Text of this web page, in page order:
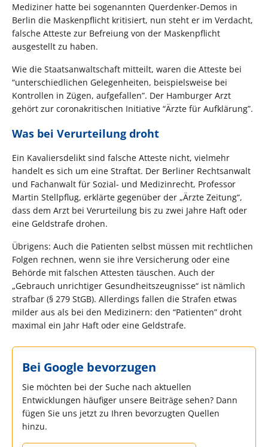
Mediziner hatte bei sogenannten Querdenker-Demos in
Berlin die Maskenpflicht kritisiert, nun steht er im Verdacht,
falsche Atteste zur Befreiung von der Maskenpflicht
ausgestellt zu haben.
Wie die Staatsanwaltschaft mitteilt, waren die Atteste bei
“unterschiedlichen Gelegenheiten, beispielsweise bei
Kontrollen in Zügen, aufgefallen”. Der Hamburger Arzt
gehört zur coronakritischen Initiative “Ärzte für Aufklärung”.
Was bei Verurteilung droht
Ein Kavaliersdelikt sind falsche Atteste nicht, vielmehr
handelt es sich um eine Straftat. Der Berliner Rechtsanwalt
und Fachanwalt für Sozial- und Medizinrecht, Professor
Martin Stellpflug, erklärte gegenüber der „Ärzte Zeitung“,
dass dem Arzt bei Verurteilung bis zu zwei Jahre Haft oder
eine Geldstrafe drohen.
Übrigens: Auch die Patienten selbst müssen mit rechtlichen
Folgen rechnen, wenn sie ihre Versicherung oder eine
Behörde mit falschen Attesten täuschen. Auch der
„Gebrauch unrichtiger Gesundheitszeugnisse“ ist nämlich
strafbar (§ 279 StGB). Allerdings fallen die Strafen etwas
milder aus als bei den Medizinern: den “Patienten” droht
maximal ein Jahr Haft oder eine Geldstrafe.
Bei Google bevorzugen
Sie möchten bei der Suche nach aktuellen
Entwicklungen häufiger unsere Beiträge sehen? Dann
fügen Sie uns jetzt zu Ihren bevorzugten Quellen
hinzu.